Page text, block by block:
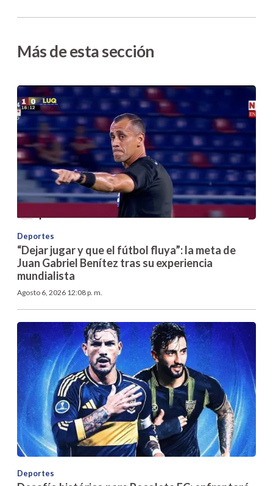
Más de esta sección
Deportes
“Dejar jugar y que el fútbol fluya”: la meta de
Juan Gabriel Benítez tras su experiencia
mundialista
Agosto 6, 2026 12:08 p. m.
Deportes